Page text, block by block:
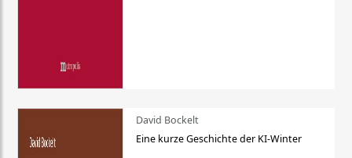
David Bockelt
Eine kurze Geschichte der KI-Winter